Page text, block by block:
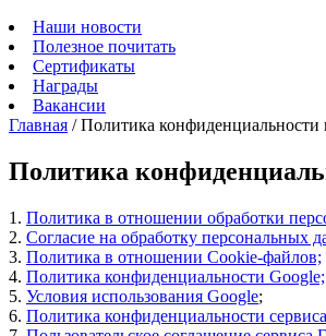
Наши новости
Полезное почитать
Сертификаты
Награды
Вакансии
Главная /Политика конфиденциальности
Политика
1. Политика в отношении обработки
2. Согласие на обработку персональных
3. Политика в отношении Cookie-файлов;
4. Политика конфиденциальности Google;
5. Условия использования Google;
6. Политика конфиденциальности